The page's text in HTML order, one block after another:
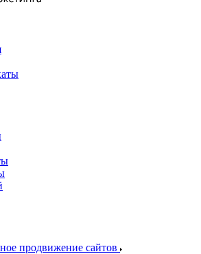
продвижение сайтов